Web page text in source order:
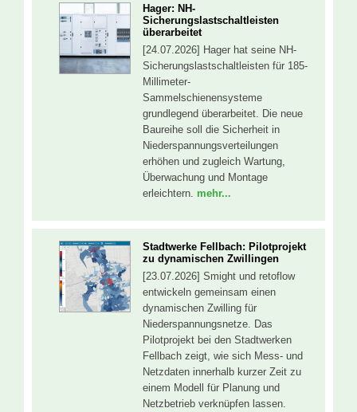
Hager: NH-
Sicherungslastschaltleisten
überarbeitet
[24.07.2026] Hager hat seine NH-
Sicherungslastschaltleisten für 185-
Millimeter-
Sammelschienensysteme
grundlegend überarbeitet. Die neue
Baureihe soll die Sicherheit in
Niederspannungsverteilungen
erhöhen und zugleich Wartung,
Überwachung und Montage
erleichtern. mehr...
Stadtwerke Fellbach: Pilotprojekt
zu dynamischen Zwillingen
[23.07.2026] Smight und retoflow
entwickeln gemeinsam einen
dynamischen Zwilling für
Niederspannungsnetze. Das
Pilotprojekt bei den Stadtwerken
Fellbach zeigt, wie sich Mess- und
Netzdaten innerhalb kurzer Zeit zu
einem Modell für Planung und
Netzbetrieb verknüpfen lassen.